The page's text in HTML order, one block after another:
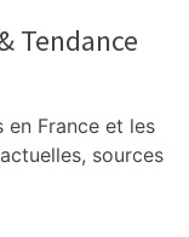
Tendance
en France et les
sources